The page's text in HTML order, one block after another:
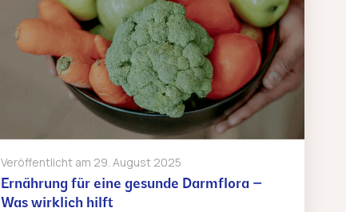
Veröffentlicht am 29. August 2025
Ernährung für eine gesunde Darmflora –
Was wirklich hilft